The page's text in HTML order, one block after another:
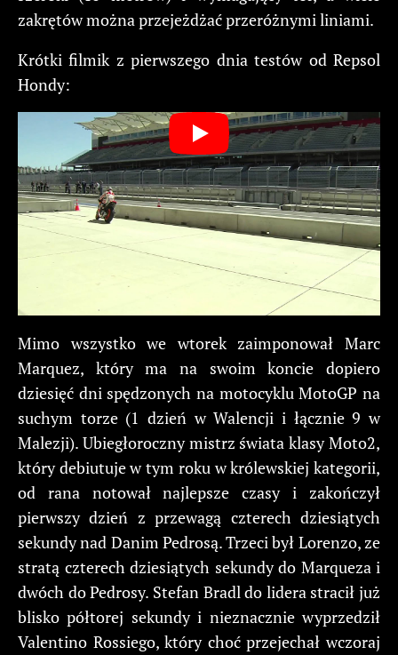
zakrętów można przejeżdżać przeróżnymi liniami.
Krótki filmik z pierwszego dnia testów od Repsol
Hondy:
Mimo wszystko we wtorek zaimponował Marc
Marquez, który ma na swoim koncie dopiero
dziesięć dni spędzonych na motocyklu MotoGP na
suchym torze (1 dzień w Walencji i łącznie 9 w
Malezji). Ubiegłoroczny mistrz świata klasy Moto2,
który debiutuje w tym roku w królewskiej kategorii,
od rana notował najlepsze czasy i zakończył
pierwszy dzień z przewagą czterech dziesiątych
sekundy nad Danim Pedrosą. Trzeci był Lorenzo, ze
stratą czterech dziesiątych sekundy do Marqueza i
dwóch do Pedrosy. Stefan Bradl do lidera stracił już
blisko półtorej sekundy i nieznacznie wyprzedził
Valentino Rossiego, który choć przejechał wczoraj